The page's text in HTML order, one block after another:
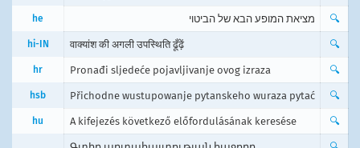
he מציאת המופע הבא של הביטוי 🔍
hi-IN वाक्यांश की अगली उपस्थिति ढूँढ़ें 🔍
hr Pronađi sljedeće pojavljivanje ovog izraza 🔍
hsb Přichodne wustupowanje pytanskeho wuraza pytać 🔍
hu A kifejezés következő előfordulásának keresése 🔍